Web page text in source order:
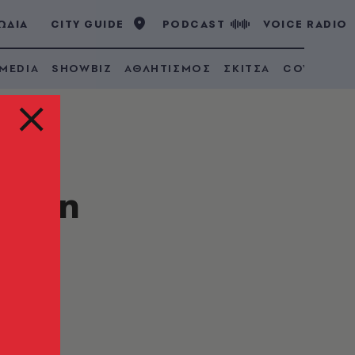
CITY GUIDE PODCAST VOICE RADIO
SHOWBIZ ΑΘΛΗΤΙΣΜΟΣ ΣΚΙΤΣΑ COVID 19